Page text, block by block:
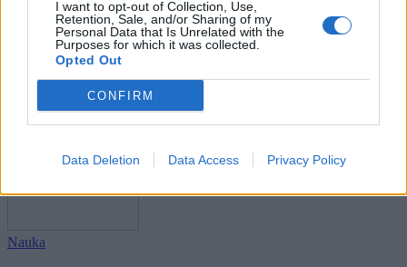
I want to opt-out of Collection, Use,
Retention, Sale, and/or Sharing of my
Personal Data that Is Unrelated with the
Purposes for which it was collected.
Opted Out
CONFIRM
Data Deletion Data Access Privacy Policy
Wiedza ogólna
Banalne czy podchwytliwe? Możesz
pomylić się ...
Nauka